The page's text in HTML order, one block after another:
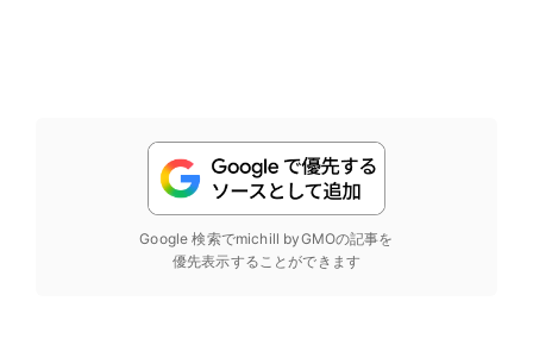
Google 検索でmichill byGMOの記事を
優先表示することができます